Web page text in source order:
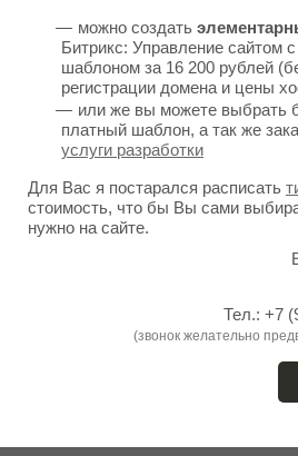
можно создать
Битрикс: Управление сайтом
шаблоном за 16 200 рублей
регистрации домена и цены
или же вы можете выбрать
платный шаблон, а так же
услуги разработки
Для Вас я постарался расписать
стоимость, что бы Вы сами
нужно на сайте.
Тел.: +7
(звонок желательно